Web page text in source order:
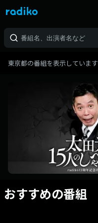
東京都の番組を表示しています
おすすめの番組